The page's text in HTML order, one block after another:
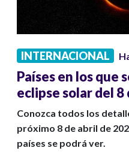
INTERNACIONAL
Países en los que
eclipse solar del
Conozca todos los
próximo 8 de abril de
países se podrá ver.